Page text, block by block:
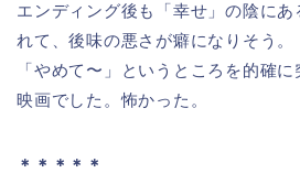
エンディング後も「幸せ」の陰にあ
れて、後味の悪さが癖になりそう。
「やめて〜」というところを的確
映画でした。怖かった。
＊＊＊＊＊